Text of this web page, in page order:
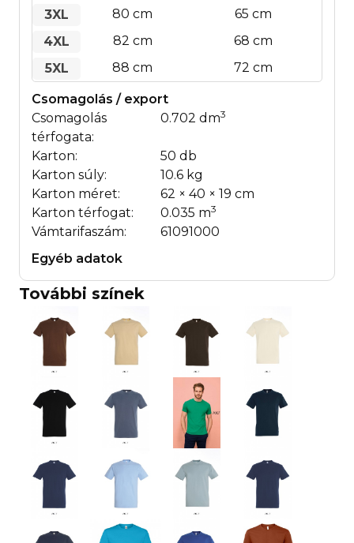
3XL
80 cm
65 cm
4XL
82 cm
68 cm
5XL
88 cm 72 cm
Csomagolás / export
Csomagolás
térfogata:
0.702 dm3
Karton:
50 db
Karton súly:
10.6 kg
Karton méret:
62 × 40 × 19 cm
Karton térfogat:
0.035 m3
Vámtarifaszám:
61091000
Egyéb adatok
További színek